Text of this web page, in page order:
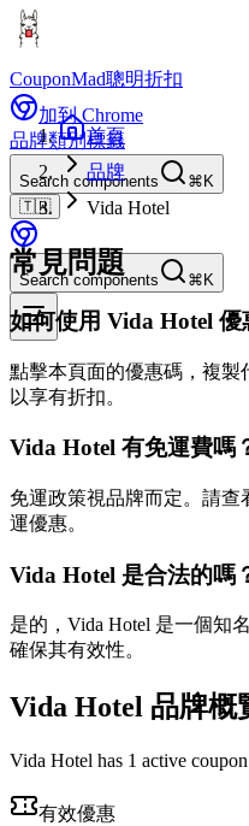
CouponMad聰明折扣
加到 Chrome
品牌類別標籤
Search components
⌘K
🇹🇼
Search components ⌘K
首頁
品牌
Vida Hotel
常見問題
如何使用 Vida Hotel 優
點擊本頁面的優惠碼，複製
以享有折扣。
Vida Hotel 有免運費嗎
免運政策視品牌而定。請查
運優惠。
Vida Hotel 是合法的嗎
是的，Vida Hotel 是一個知
確保其有效性。
Vida Hotel 品牌概
Vida Hotel has 1 active
有效優惠